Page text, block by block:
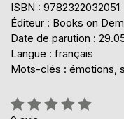
ISBN : 9782322032051
Éditeur : Books on
Date de parution :
Langue : français
Mots-clés : émotions,
Évaluation: